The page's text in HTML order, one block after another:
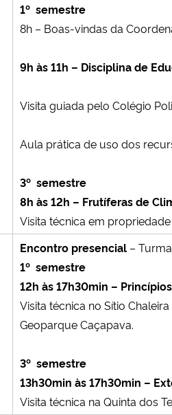
1º semestre
8h – Boas-vindas da
9h às 11h – Disciplina de
Visita guiada pelo Colégio
Aula prática de uso dos
3º semestre
8h às 12h – Frutíferas de
Visita técnica em
Encontro presencial –
1º semestre
12h às 17h30min –
Visita técnica no Sítio
Geoparque Caçapava.
3º semestre
13h30min às 17h30min –
Visita técnica na Quinta dos